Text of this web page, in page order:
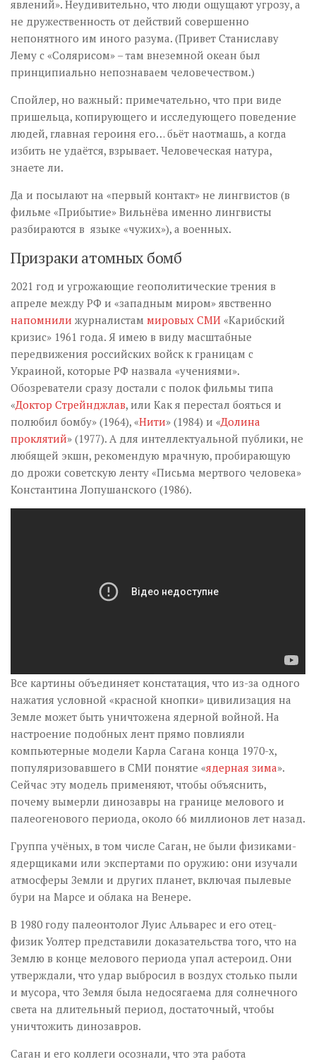
явлений». Неудивительно, что люди ощущают угрозу, а
не дружественность от действий совершенно
непонятного им иного разума. (Привет Станиславу
Лему с «Солярисом» – там внеземной океан был
принципиально непознаваем человечеством.)
Спойлер, но важный: примечательно, что при виде
пришельца, копирующего и исследующего поведение
людей, главная героиня его… бьёт наотмашь, а когда
избить не удаётся, взрывает. Человеческая натура,
знаете ли.
Да и посылают на «первый контакт» не лингвистов (в
фильме «Прибытие» Вильнёва именно лингвисты
разбираются в языке «чужих»), а военных.
Призраки атомных бомб
2021 год и угрожающие геополитические трения в
апреле между РФ и «западным миром» явственно
напомнили журналистам мировых СМИ «Карибский
кризис» 1961 года. Я имею в виду масштабные
передвижения российских войск к границам с
Украиной, которые РФ назвала «учениями».
Обозреватели сразу достали с полок фильмы типа
«Доктор Стрейнджлав, или Как я перестал бояться и
полюбил бомбу» (1964), «Нити» (1984) и «Долина
проклятий» (1977). А для интеллектуальной публики, не
любящей экшн, рекомендую мрачную, пробирающую
до дрожи советскую ленту «Письма мертвого человека»
Константина Лопушанского (1986).
Все картины объединяет констатация, что из-за одного
нажатия условной «красной кнопки» цивилизация на
Земле может быть уничтожена ядерной войной. На
настроение подобных лент прямо повлияли
компьютерные модели Карла Сагана конца 1970-х,
популяризовавшего в СМИ понятие «ядерная зима».
Сейчас эту модель применяют, чтобы объяснить,
почему вымерли динозавры на границе мелового и
палеогенового периода, около 66 миллионов лет назад.
Группа учёных, в том числе Саган, не были физиками-
ядерщиками или экспертами по оружию: они изучали
атмосферы Земли и других планет, включая пылевые
бури на Марсе и облака на Венере.
В 1980 году палеонтолог Луис Альварес и его отец-
физик Уолтер представили доказательства того, что на
Землю в конце мелового периода упал астероид. Они
утверждали, что удар выбросил в воздух столько пыли
и мусора, что Земля была недосягаема для солнечного
света на длительный период, достаточный, чтобы
уничтожить динозавров.
Саган и его коллеги осознали, что эта работа